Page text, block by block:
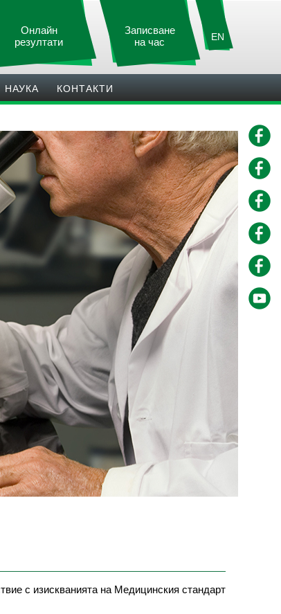
EN
Записване
на час
Онлайн
резултати
НАУКА КОНТАКТИ
с изискванията на Медицинския стандарт